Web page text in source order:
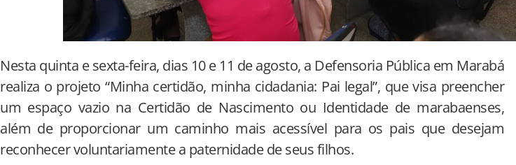
Nesta quinta e sexta-feira, dias 10 e 11 de agosto, a Defensoria Pública em Marabá
realiza o projeto “Minha certidão, minha cidadania: Pai legal”, que visa preencher
um espaço vazio na Certidão de Nascimento ou Identidade de marabaenses,
além de proporcionar um caminho mais acessível para os pais que desejam
reconhecer voluntariamente a paternidade de seus filhos.